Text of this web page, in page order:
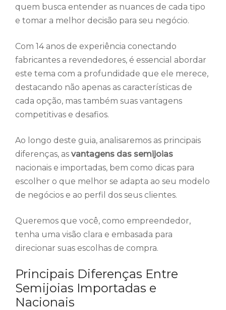
quem busca entender as nuances de cada tipo
e tomar a melhor decisão para seu negócio.
Com 14 anos de experiência conectando
fabricantes a revendedores, é essencial abordar
este tema com a profundidade que ele merece,
destacando não apenas as características de
cada opção, mas também suas vantagens
competitivas e desafios.
Ao longo deste guia, analisaremos as principais
diferenças, as vantagens das semijoias
nacionais e importadas, bem como dicas para
escolher o que melhor se adapta ao seu modelo
de negócios e ao perfil dos seus clientes.
Queremos que você, como empreendedor,
tenha uma visão clara e embasada para
direcionar suas escolhas de compra.
Principais Diferenças Entre
Semijoias Importadas e
Nacionais